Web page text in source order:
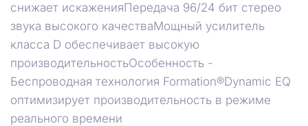
снижает искаженияПередача 96/24 бит стерео
звука высокого качестваМощный усилитель
класса D обеспечивает высокую
производительностьОсобенность -
Беспроводная технология Formation®Dynamic EQ
оптимизирует производительность в режиме
реального времени